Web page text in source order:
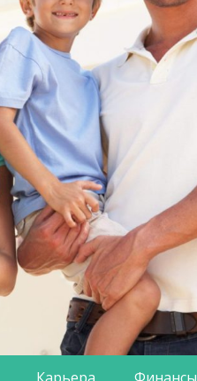
Карьера Финансы